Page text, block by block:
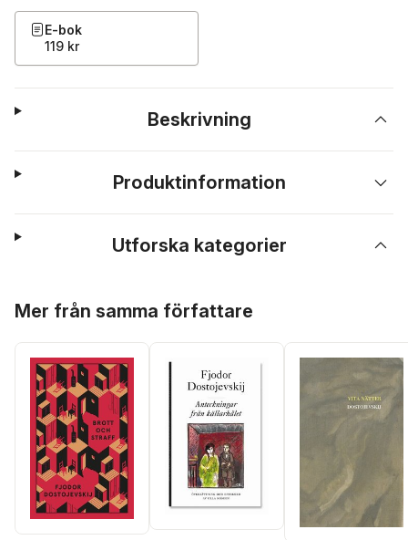
E-bok
119 kr
Beskrivning
Produktinformation
Utforska kategorier
Mer från samma författare